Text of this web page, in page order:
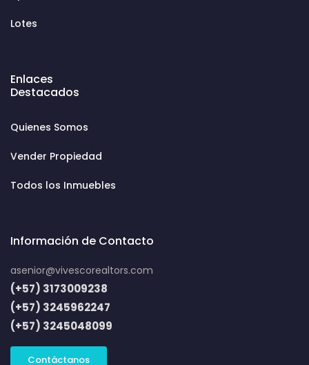
Lotes
Enlaces
Destacados
Quienes Somos
Vender Propiedad
Todos los Inmuebles
Información de Contacto
asenior@vivescorealtors.com
(+57) 3173009238
(+57) 3245962247
(+57) 3245048099
Contáctanos